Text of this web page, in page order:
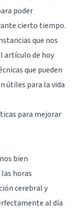
poder
cierto tiempo.
que nos
artículo de hoy
que pueden
útiles para la vida
para mejorar
bien
horas
cerebral y
al día